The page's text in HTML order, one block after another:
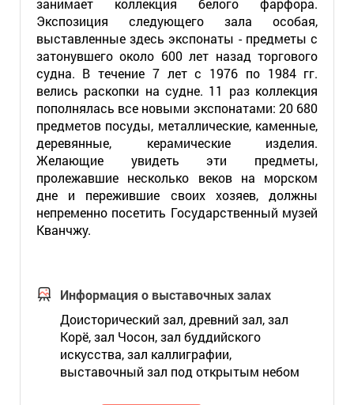
занимает коллекция белого фарфора.
Экспозиция следующего зала особая,
выставленные здесь экспонаты - предметы с
затонувшего около 600 лет назад торгового
судна. В течение 7 лет с 1976 по 1984 гг.
велись раскопки на судне. 11 раз коллекция
пополнялась все новыми экспонатами: 20 680
предметов посуды, металлические, каменные,
деревянные, керамические изделия.
Желающие увидеть эти предметы,
пролежавшие несколько веков на морском
дне и пережившие своих хозяев, должны
непременно посетить Государственный музей
Кванчжу.
Информация о выставочных залах
Доисторический зал, древний зал, зал
Корё, зал Чосон, зал буддийского
искусства, зал каллиграфии,
выставочный зал под открытым небом